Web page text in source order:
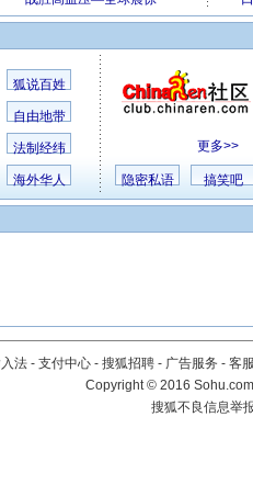
狐说百姓
自由地带
法制经纬
海外华人
更多>>
隐密私语 搞笑吧
法 - 支付中心 - 搜狐招聘 - 广告服务 - 客
Copyright©2016
搜狐不良信息举